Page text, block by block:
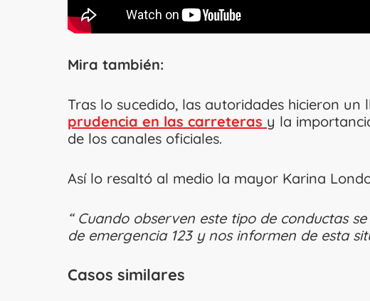
Mira también:
Tras lo sucedido, las autoridades hicieron
prudencia en las carreteras y la
de los canales oficiales.
Así lo resaltó al medio la mayor Karina
“ Cuando observen este tipo de conductas
de emergencia 123 y nos informen de esta
Casos similares